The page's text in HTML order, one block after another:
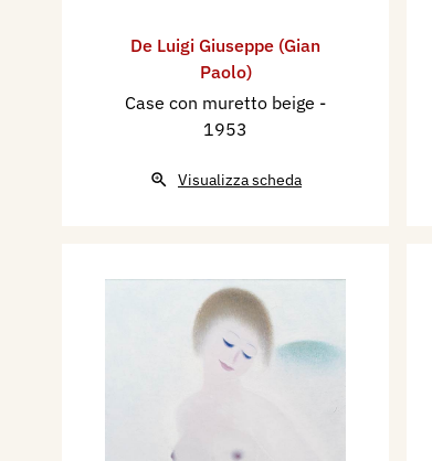
De Luigi Giuseppe (Gian
Paolo)
Case con muretto beige -
1953
Visualizza scheda